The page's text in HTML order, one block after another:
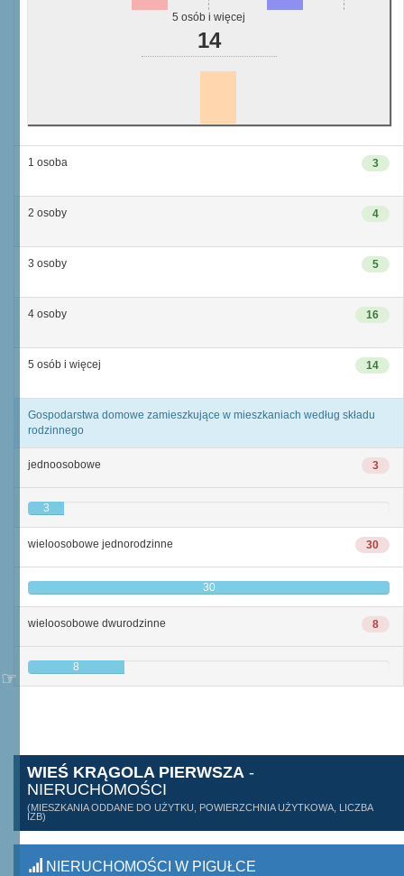
5 osób i więcej
14
3
1 osoba
4
2 osoby
5
3 osoby
16
4 osoby
14
5 osób i więcej
Gospodarstwa domowe zamieszkujące w mieszkaniach według składu
rodzinnego
3
jednoosobowe
3
30
wieloosobowe jednorodzinne
30
8
wieloosobowe dwurodzinne
8
WIEŚ KRĄGOLA PIERWSZA -
NIERUCHOMOŚCI
(MIESZKANIA ODDANE DO UŻYTKU, POWIERZCHNIA UŻYTKOWA, LICZBA
IZB)
NIERUCHOMOŚCI W PIGUŁCE